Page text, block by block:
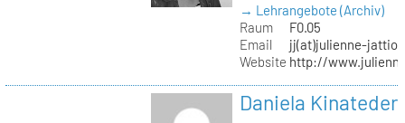
→ Lehrangebote (Archiv)
Raum
F0.05
Email
jj(at)julienne-
Website http://
Daniela Kinateder